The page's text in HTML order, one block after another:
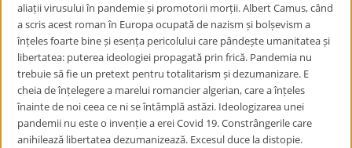
aliații virusului în pandemie și promotorii morții. Albert Camus, când
a scris acest roman în Europa ocupată de nazism și bolșevism a
înțeles foarte bine și esența pericolului care pândește umanitatea și
libertatea: puterea ideologiei propagată prin frică. Pandemia nu
trebuie să fie un pretext pentru totalitarism și dezumanizare. E
cheia de înțelegere a marelui romancier algerian, care a înțeles
înainte de noi ceea ce ni se întâmplă astăzi. Ideologizarea unei
pandemii nu este o invenție a erei Covid 19. Constrângerile care
anihilează libertatea dezumanizează. Excesul duce la distopie.